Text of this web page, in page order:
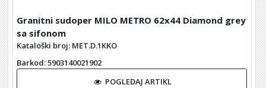
Granitni sudoper MILO METRO 62x44 Diamond grey
sa sifonom
Kataloški broj: MET.D.1KKO
Barkod: 5903140021902
POGLEDAJ ARTIKL